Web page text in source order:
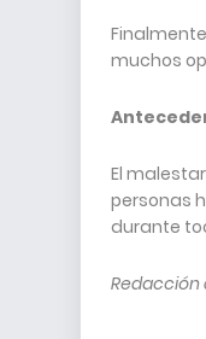
muchos
El
personas
durante
Redacción